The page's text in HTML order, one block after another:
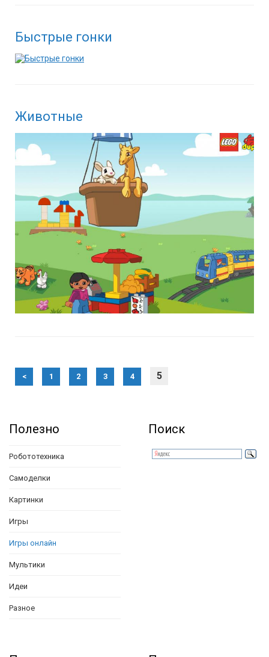
Быстрые гонки
Животные
< 1 2 3 4 5
Полезно
Робототехника
Самоделки
Картинки
Игры
Игры онлайн
Мультики
Идеи
Разное
Поиск